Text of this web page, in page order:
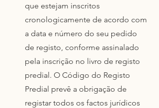
que estejam inscritos
cronologicamente de acordo com
a data e número do seu pedido
de registo, conforme assinalado
pela inscrição no livro de registo
predial. O Código do Registo
Predial prevê a obrigação de
registar todos os factos jurídicos